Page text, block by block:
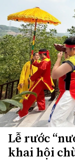
Lễ rước
khai hội